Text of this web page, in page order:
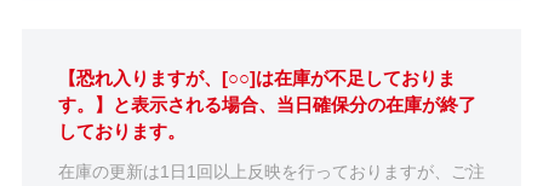
【恐れ入りますが、[○○]は在庫が不足しておりま
す。】と表示される場合、当日確保分の在庫が終了
しております。
在庫の更新は1日1回以上反映を行っておりますが、ご注